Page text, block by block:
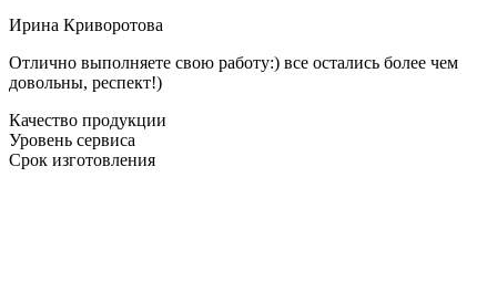
Ирина Криворотова
Отлично выполняете свою работу:) все остались более чем
довольны, респект!)
Качество продукции
Уровень сервиса
Срок изготовления